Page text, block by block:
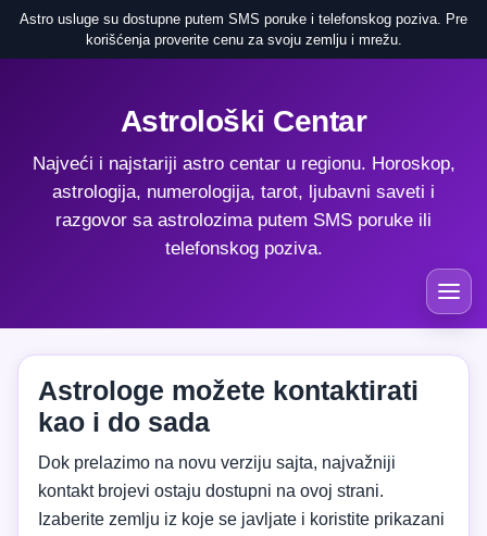
Astro usluge su dostupne putem SMS poruke i telefonskog poziva. Pre
korišćenja proverite cenu za svoju zemlju i mrežu.
Astrološki Centar
Najveći i najstariji astro centar u regionu. Horoskop,
astrologija, numerologija, tarot, ljubavni saveti i
razgovor sa astrolozima putem SMS poruke ili
telefonskog poziva.
Astrologe možete kontaktirati
kao i do sada
Dok prelazimo na novu verziju sajta, najvažniji
kontakt brojevi ostaju dostupni na ovoj strani.
Izaberite zemlju iz koje se javljate i koristite prikazani